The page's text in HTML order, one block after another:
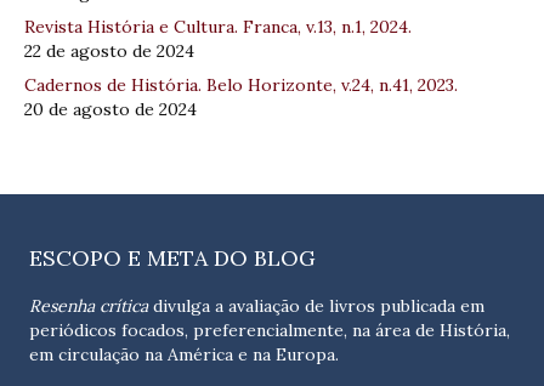
Revista História e Cultura. Franca, v.13, n.1, 2024.
22 de agosto de 2024
Cadernos de História. Belo Horizonte, v.24, n.41, 2023.
20 de agosto de 2024
ESCOPO E META DO BLOG
Resenha críticadivulga a avaliação de livros publicada em
periódicos focados, preferencialmente, na área de História,
em circulação na América e na Europa.